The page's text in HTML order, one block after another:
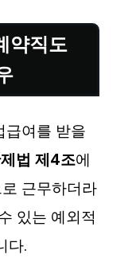
약직도
급여를 받을
법 제4조에
근무하더라
있는 예외적
다.